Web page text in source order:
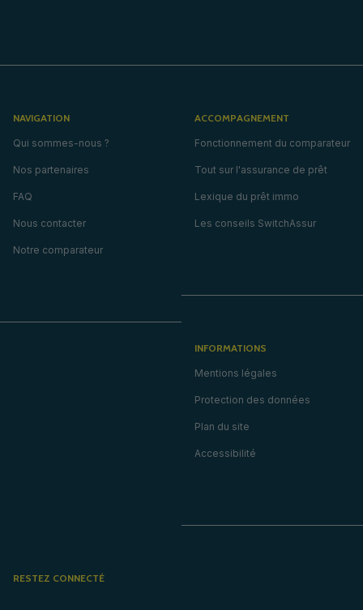
NAVIGATION
Qui sommes-nous ?
Nos partenaires
FAQ
Nous contacter
Notre comparateur
ACCOMPAGNEMENT
Fonctionnement du comparateur
Tout sur l'assurance de prêt
Lexique du prêt immo
Les conseils SwitchAssur
INFORMATIONS
Mentions légales
Protection des données
Plan du site
Accessibilité
RESTEZ CONNECTÉ